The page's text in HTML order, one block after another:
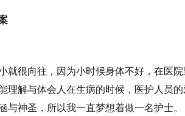
就很向往，因为小时候身体不好，在医
理解与体会人在生病的时候，医护人员
与神圣，所以我一直梦想着做一名护士。